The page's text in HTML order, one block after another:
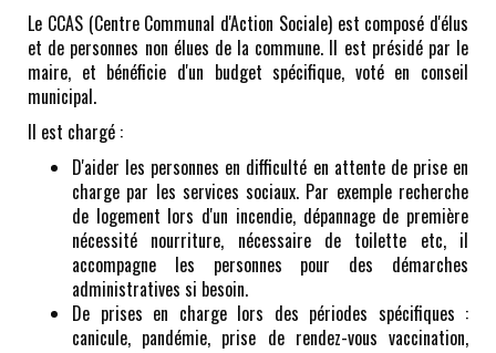
Le CCAS (Centre Communal d'Action Sociale) est composé d'élus
et de personnes non élues de la commune. Il est présidé par le
maire, et bénéficie d'un budget spécifique, voté en conseil
municipal.
Il est chargé :
D'aider les personnes en difficulté en attente de prise en
charge par les services sociaux. Par exemple recherche
de logement lors d'un incendie, dépannage de première
nécessité nourriture, nécessaire de toilette etc, il
accompagne les personnes pour des démarches
administratives si besoin.
De prises en charge lors des périodes spécifiques :
canicule, pandémie, prise de rendez-vous vaccination,